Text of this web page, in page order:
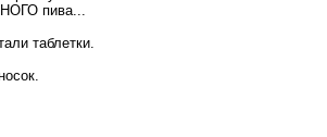
пива...
таблетки.